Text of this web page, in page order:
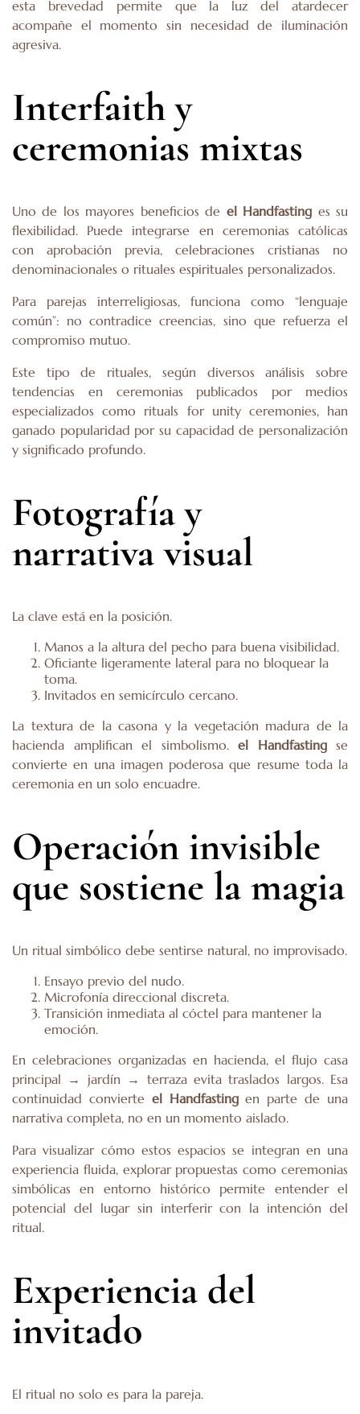
esta brevedad permite que la luz del atardecer
acompañe el momento sin necesidad de iluminación
agresiva.
Interfaith y
ceremonias mixtas
Uno de los mayores beneficios de el Handfasting es su
flexibilidad. Puede integrarse en ceremonias católicas
con aprobación previa, celebraciones cristianas no
denominacionales o rituales espirituales personalizados.
Para parejas interreligiosas, funciona como “lenguaje
común”: no contradice creencias, sino que refuerza el
compromiso mutuo.
Este tipo de rituales, según diversos análisis sobre
tendencias en ceremonias publicados por medios
especializados como rituals for unity ceremonies, han
ganado popularidad por su capacidad de personalización
y significado profundo.
Fotografía y
narrativa visual
La clave está en la posición.
Manos a la altura del pecho para buena visibilidad.
Oficiante ligeramente lateral para no bloquear la
toma.
Invitados en semicírculo cercano.
La textura de la casona y la vegetación madura de la
hacienda amplifican el simbolismo. el Handfastingse
convierte en una imagen poderosa que resume toda la
ceremonia en un solo encuadre.
Operación invisible
que sostiene la magia
Un ritual simbólico debe sentirse natural, no improvisado.
Ensayo previo del nudo.
Microfonía direccional discreta.
Transición inmediata al cóctel para mantener la
emoción.
En celebraciones organizadas en hacienda, el flujo casa
principal → jardín → terraza evita traslados largos. Esa
continuidad convierte el Handfastingen parte de una
narrativa completa, no en un momento aislado.
Para visualizar cómo estos espacios se integran en una
experiencia fluida, explorar propuestas como ceremonias
simbólicas en entorno histórico permite entender el
potencial del lugar sin interferir con la intención del
ritual.
Experiencia del
invitado
El ritual no solo es para la pareja.